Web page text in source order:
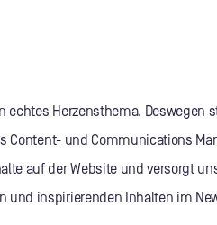
echtes Herzensthema. Deswegen
Content- und Communications
auf der Website und versorgt
und inspirierenden Inhalten im